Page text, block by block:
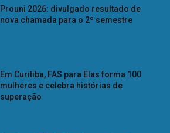
Prouni 2026: divulgado resultado de
nova chamada para o 2º semestre
Em Curitiba, FAS para Elas forma 100
mulheres e celebra histórias de
superação